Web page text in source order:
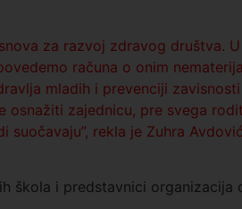
za razvoj zdravog društva.
računa o onim
mladih i prevenciji
zajednicu, pre svega
suočavaju”, rekla je Zuhra
škola i predstavnici organizacija